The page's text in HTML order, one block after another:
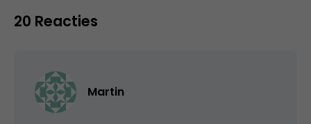
20 Reacties
Martin